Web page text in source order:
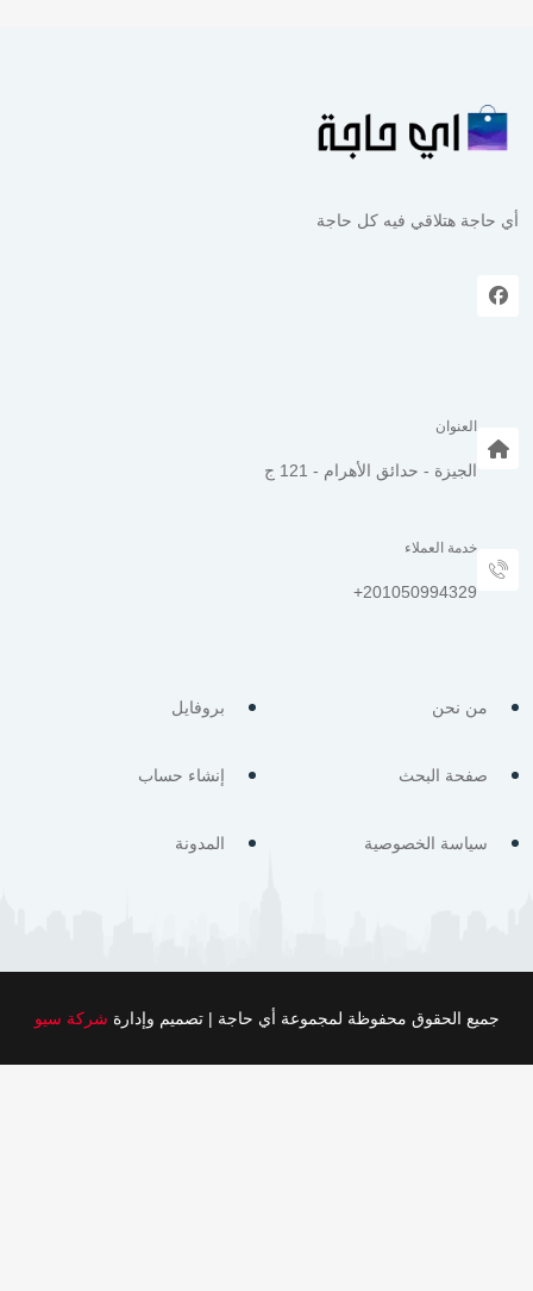
أي حاجة هتلاقي فيه كل حاجة
العنوان
الجيزة - حدائق الأهرام - 121 ج
خدمة العملاء
من نحن
صفحة البحث
سياسة الخصوصية
بروفايل
إنشاء حساب
المدونة
جميع الحقوق محفوظة لمجموعة أي حاجة | تصميم وإدارة شركة سيو